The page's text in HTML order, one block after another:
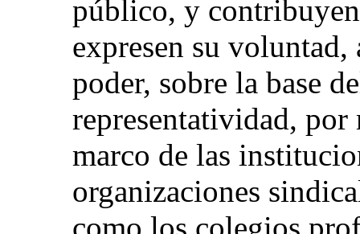
público, y
expresen su
poder, sobre la base
representatividad, por
marco de las
organizaciones